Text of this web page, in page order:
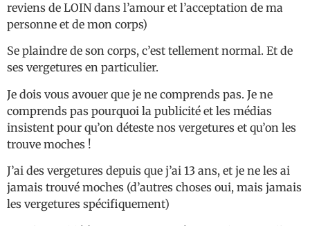
reviens de LOIN dans l’amour et l’acceptation de ma
personne et de mon corps)
Se plaindre de son corps, c’est tellement normal. Et de
ses vergetures en particulier.
Je dois vous avouer que je ne comprends pas. Je ne
comprends pas pourquoi la publicité et les médias
insistent pour qu’on déteste nos vergetures et qu’on les
trouve moches !
J’ai des vergetures depuis que j’ai 13 ans, et je ne les ai
jamais trouvé moches (d’autres choses oui, mais jamais
les vergetures spécifiquement)